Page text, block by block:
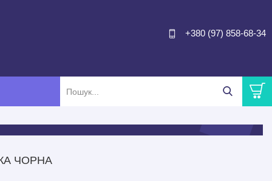
+380 (97) 858-68-34
ЧОРНА